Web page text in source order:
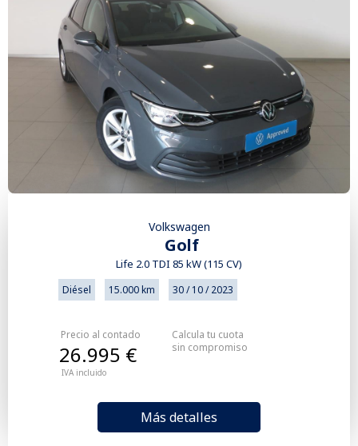
Volkswagen
Golf
Life 2.0 TDI 85 kW (115 CV)
Diésel 15.000 km 30 / 10 / 2023
Precio al contado
IVA incluido
26.995 €
Más detalles
Calcula tu cuota
sin compromiso